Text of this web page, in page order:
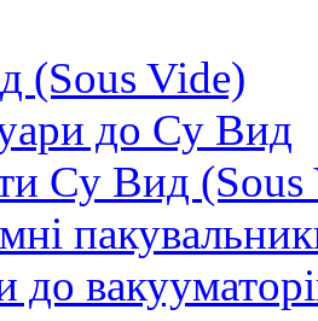
(Sous Vide)
до Су Вид
Су Вид (Sous
до